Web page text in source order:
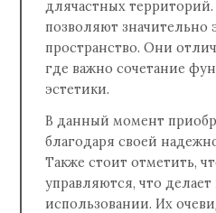
длячастных территорий.
позволяют значительно
пространство. Они
где важно сочетание
эстетики.
В данный момент
благодаря своей
Также стоит отметить,
управляются, что
использовании. Их